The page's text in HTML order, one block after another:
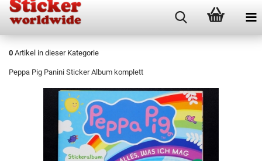
0 Artikel in dieser Kategorie
Peppa Pig Panini Sticker Album komplett